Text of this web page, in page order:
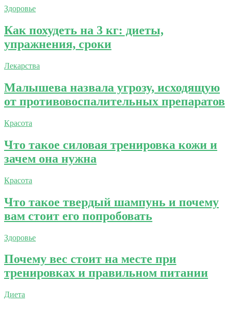
Здоровье
Как похудеть на 3 кг: диеты,
упражнения, сроки
Лекарства
Малышева назвала угрозу, исходящую
от противовоспалительных препаратов
Красота
Что такое силовая тренировка кожи и
зачем она нужна
Красота
Что такое твердый шампунь и почему
вам стоит его попробовать
Здоровье
Почему вес стоит на месте при
тренировках и правильном питании
Диета